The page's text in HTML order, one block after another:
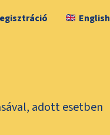
English
adott esetben